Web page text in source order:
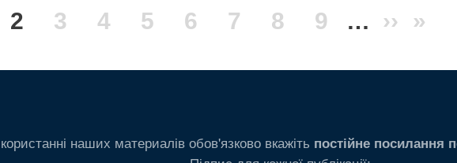
Текущая
2 Page
3 Page
4 Page
5 Page
6 Page
7 Page
8 Page
9 … ›› »
наших материалів обов'язково вкажіть постійне посилання